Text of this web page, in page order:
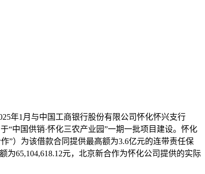
年1月与中国工商银行股份有限公司怀化怀兴支行
“中国供销·怀化三农产业园”一期一批项目建设。怀化
”）为该借款合同提供最高额为3.6亿元的连带责任保
为65,104,618.12元，北京新合作为怀化公司提供的实际